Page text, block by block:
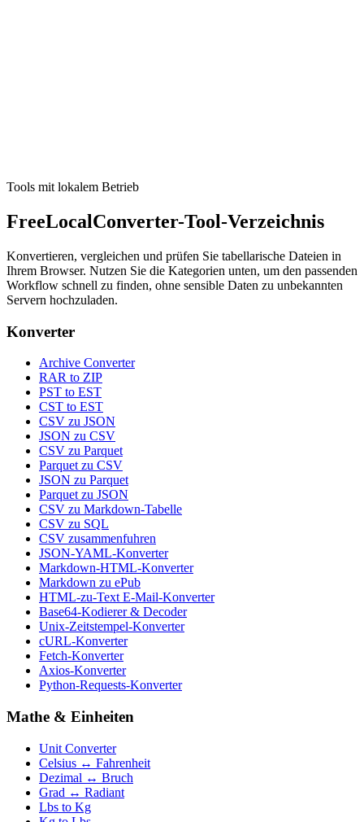
Tools mit lokalem Betrieb
FreeLocalConverter-Tool-Verzeichnis
Konvertieren, vergleichen und prüfen Sie tabellarische Dateien in
Ihrem Browser. Nutzen Sie die Kategorien unten, um den passenden
Workflow schnell zu finden, ohne sensible Daten zu unbekannten
Servern hochzuladen.
Konverter
Archive Converter
RAR to ZIP
PST to EST
CST to EST
CSV zu JSON
JSON zu CSV
CSV zu Parquet
Parquet zu CSV
JSON zu Parquet
Parquet zu JSON
CSV zu Markdown-Tabelle
CSV zu SQL
CSV zusammenfuhren
JSON-YAML-Konverter
Markdown-HTML-Konverter
Markdown zu ePub
HTML-zu-Text E-Mail-Konverter
Base64-Kodierer & Decoder
Unix-Zeitstempel-Konverter
cURL-Konverter
Fetch-Konverter
Axios-Konverter
Python-Requests-Konverter
Mathe & Einheiten
Unit Converter
Celsius ↔ Fahrenheit
Dezimal ↔ Bruch
Grad ↔ Radiant
Lbs to Kg